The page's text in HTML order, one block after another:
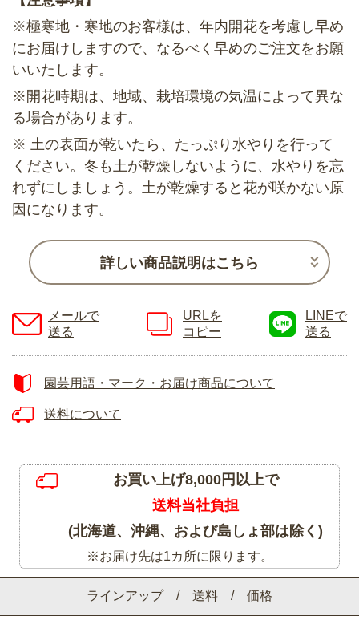
ラインアップ / 送料 / 価格
※極寒地・寒地のお客様は、年内開花を考慮し早め
にお届けしますので、なるべく早めのご注文をお願
いいたします。
※開花時期は、地域、栽培環境の気温によって異な
る場合があります。
※ 土の表面が乾いたら、たっぷり水やりを行って
ください。冬も土が乾燥しないように、水やりを忘
れずにしましょう。土が乾燥すると花が咲かない原
因になります。
詳しい商品説明はこちら
メールで
送る
URLを
コピー
LINEで
送る
園芸用語・マーク・お届け商品について
送料について
お買い上げ8,000円以上で
送料当社負担
(北海道、沖縄、および島しょ部は除く)
※お届け先は1カ所に限ります。